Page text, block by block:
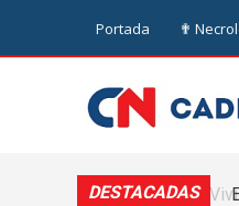
Portada ✟
DESTACADAS